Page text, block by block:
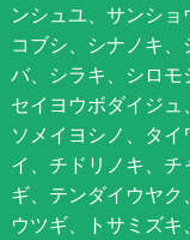
ンシュユ、サンシ
コブシ、シナノキ
バ、シラキ、シロモ
セイヨウボダイジュ
ソメイヨシノ、タ
イ、チドリノキ、
ギ、テンダイウヤ
ウツギ、トサミズ